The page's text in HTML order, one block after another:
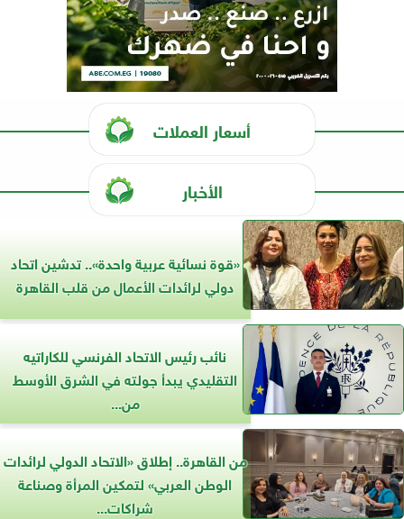
أسعار العملات
الأخبار
«قوة نسائية عربية واحدة».. تدشين اتحاد
دولي لرائدات الأعمال من قلب القاهرة
نائب رئيس الاتحاد الفرنسي للكاراتيه
التقليدي يبدأ جولته في الشرق الأوسط
من...
من القاهرة.. إطلاق «الاتحاد الدولي لرائدات
الوطن العربي» لتمكين المرأة وصناعة
شراكات...